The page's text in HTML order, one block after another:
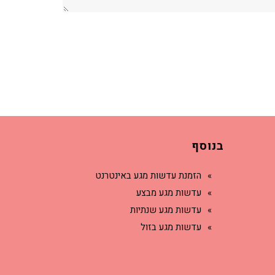
בנוסף
הזמנת עדשות מגע באינטרנט
עדשות מגע מבצע
עדשות מגע שנתיות
עדשות מגע בזול